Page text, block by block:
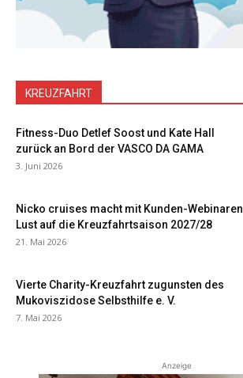
KREUZFAHRT
Fitness-Duo Detlef Soost und Kate Hall
zurück an Bord der VASCO DA GAMA
3. Juni 2026
Nicko cruises macht mit Kunden-Webinaren
Lust auf die Kreuzfahrtsaison 2027/28
21. Mai 2026
Vierte Charity-Kreuzfahrt zugunsten des
Mukoviszidose Selbsthilfe e. V.
7. Mai 2026
Anzeige